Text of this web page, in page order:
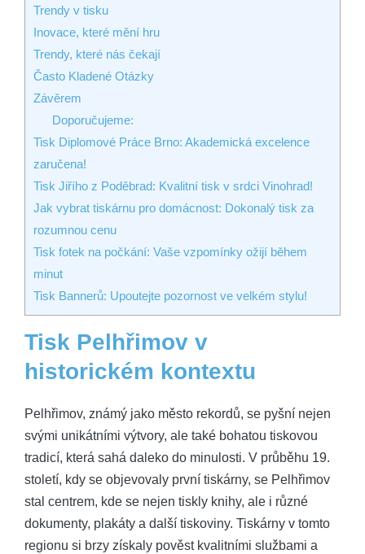
Trendy v tisku
Inovace, které mění hru
Trendy, které nás čekají
Často Kladené Otázky
Závěrem
Doporučujeme:
Tisk Diplomové Práce Brno: Akademická excelence
zaručena!
Tisk Jiřího z Poděbrad: Kvalitní tisk v srdci Vinohrad!
Jak vybrat tiskárnu pro domácnost: Dokonalý tisk za
rozumnou cenu
Tisk fotek na počkání: Vaše vzpomínky ožijí během
minut
Tisk Bannerů: Upoutejte pozornost ve velkém stylu!
Tisk Pelhřimov⁣ v
⁢historickém kontextu
Pelhřimov, známý jako město ‌rekordů,​ se pyšní nejen
svými unikátními výtvory, ale ⁤také bohatou tiskovou
tradicí, která sahá daleko do minulosti.⁤ V průběhu 19.
století, kdy se objevovaly první tiskárny, ​se ⁤Pelhřimov⁢
stal centrem, ⁤kde se nejen tiskly knihy, ale i různé
dokumenty, ‌plakáty a další tiskoviny. Tiskárny v ⁣tomto‌
regionu si brzy získaly pověst kvalitními službami a